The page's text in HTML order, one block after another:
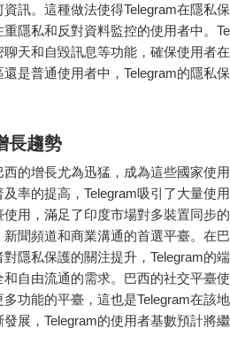
資訊。這種做法使得Telegram在隱私
隱私和反對資料監控的使用者中。
天和自毀訊息等功能，確保使用者
是普通使用者中，Telegram的隱私
長趨勢
西的增長尤為迅猛，成為這些國家使
及率的提高，Telegram吸引了大量使
用，滿足了印度市場對多裝置同步
聞頻道和商業溝通的首選平臺。在
隱私保護的關注提升，Telegram的
自由流通的需求。巴西的社交平臺
功能的平臺，這也是Telegram在該
發展，Telegram的使用者基數預計將